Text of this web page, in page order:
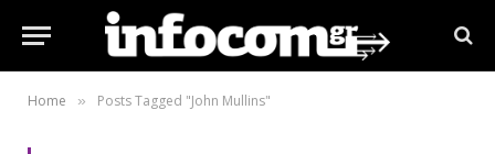
Home » Posts Tagged "John Mullins"